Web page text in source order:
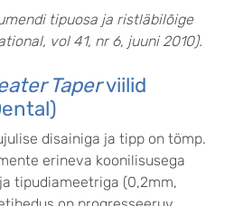
tipuosa ja ristläbilõige
vol 41, nr 6, juuni 2010).
Taperviilid
disainiga ja tipp on tömp.
erineva koonilisusega
tipudiameetriga (0,2mm,